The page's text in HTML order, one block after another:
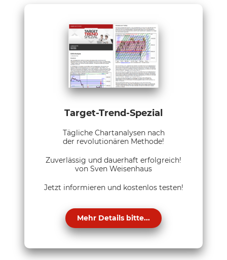
Target-Trend-Spezial
Tägliche Chartanalysen nach
der revolutionären Methode!
Zuverlässig und dauerhaft erfolgreich!
von Sven Weisenhaus
Jetzt informieren und kostenlos testen!
Mehr Details bitte...